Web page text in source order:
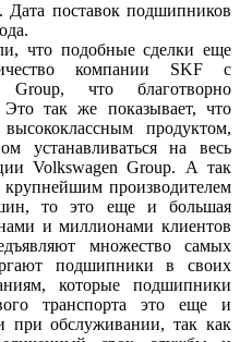
Дата поставок подшипников
что подобные сделки еще
компании SKF с
Group, что благотворно
Это так же показывает, что
продуктом,
устанавливаться на весь
Volkswagen Group. А так
крупнейшим производителем
то это еще и большая
и миллионами клиентов
множество самых
подшипники в своих
которые подшипники
транспорта это еще и
при обслуживании, так как